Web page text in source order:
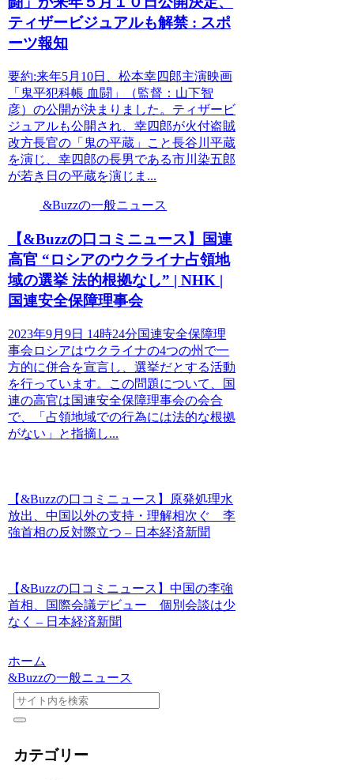
ティザービジュアルも解禁 : スポ
ーツ報知
要約:来年5月10日、松本幸四郎主演映画
「鬼平犯科帳 血闘」（監督：山下智
彦）の公開が決まりました。ティザービ
ジュアルも公開され、幸四郎が火付盗賊
改方長官の「鬼の平蔵」こと長谷川平蔵
を演じ、幸四郎の長男である市川染五郎
が若き日の平蔵を演じま...
&Buzzの一般ニュース
【&Buzzの口コミニュース】国連
高官 “ロシアのウクライナ占領地
域の選挙 法的根拠なし” | NHK |
国連安全保障理事会
2023年9月9日 14時24分国連安全保障理
事会ロシアはウクライナの4つの州で一
方的に併合を宣言し、選挙だとする活動
を行っています。この問題について、国
連の高官は国連安全保障理事会の会合
で、「占領地域での行為には法的な根拠
がない」と指摘し...
【&Buzzの口コミニュース】原発処理水
放出、中国以外の支持・理解相次ぐ 李
強首相の反対際立つ – 日本経済新聞
【&Buzzの口コミニュース】中国の李強
首相、国際会議デビュー 個別会談は少
なく – 日本経済新聞
ホーム
&Buzzの一般ニュース
カテゴリー